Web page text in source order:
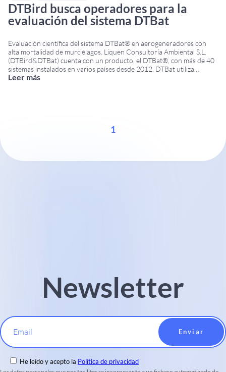
DTBird busca operadores para la
evaluación del sistema DTBat
Evaluación científica del sistema DTBat® en aerogeneradores con
alta mortalidad de murciélagos. Liquen Consultoría Ambiental S.L.
(DTBird&DTBat) cuenta con un producto, el DTBat®, con más de 40
sistemas instalados en varios países desde 2012. DTBat utiliza
detectores ultrasónicos con micrófonos instalados en diversas
Leer más
1
Newsletter
Email
He leído y acepto la Política de privacidad